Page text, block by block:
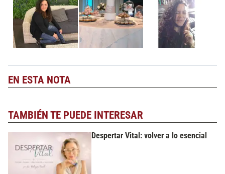
EN ESTA NOTA
TAMBIÉN TE PUEDE INTERESAR
Despertar Vital: volver a lo esencial